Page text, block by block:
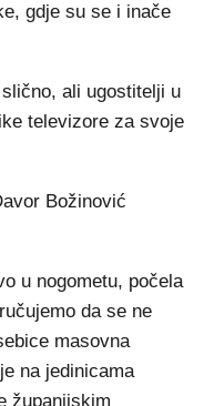
gdje su se i inače
ali ugostitelji u
televizore za svoje
Božinović
u nogometu, počela
da se ne
masovna
na jedinicama
županijskim